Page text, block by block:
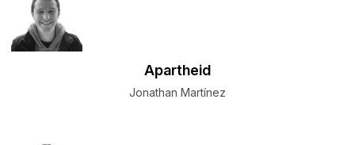
Apartheid
Jonathan Martínez